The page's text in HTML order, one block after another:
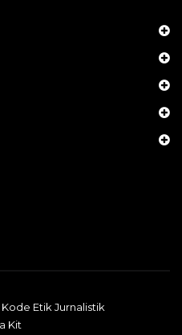
Kode Etik Jurnalistik
Kit